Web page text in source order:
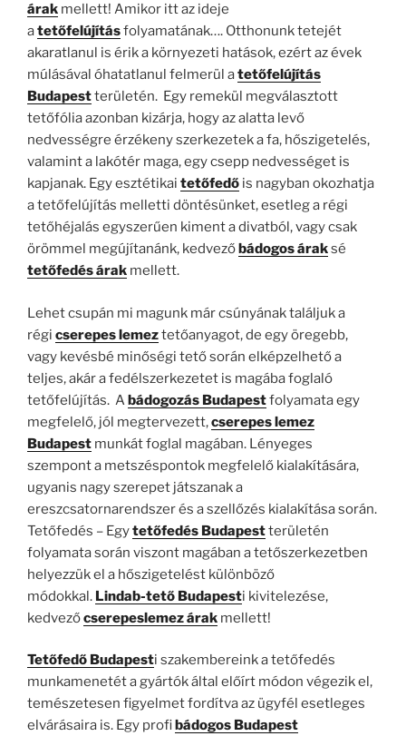
árak mellett! Amikor itt az ideje
atetőfelújításfolyamatának…. Otthonunk tetejét
akaratlanul is érik a környezeti hatások, ezért az évek
múlásával óhatatlanul felmerül atetőfelújítás
Budapestterületén. Egy remekül megválasztott
tetőfólia azonban kizárja, hogy az alatta levő
nedvességre érzékeny szerkezetek a fa, hőszigetelés,
valamint a lakótér maga, egy csepp nedvességet is
kapjanak. Egy esztétikai tetőfedő is nagyban okozhatja
a tetőfelújítás melletti döntésünket, esetleg a régi
tetőhéjalás egyszerűen kiment a divatból, vagy csak
örömmel megújítanánk, kedvezőbádogos áraksé
tetőfedés árak mellett.
Lehet csupán mi magunk már csúnyának találjuk a
régi cserepes lemeztetőanyagot, de egy öregebb,
vagy kevésbé minőségi tető során elképzelhető a
teljes, akár a fedélszerkezetet is magába foglaló
tetőfelújítás. Abádogozás Budapestfolyamata egy
megfelelő, jól megtervezett,cserepes lemez
Budapest munkát foglal magában. Lényeges
szempont a metszéspontok megfelelő kialakítására,
ugyanis nagy szerepet játszanak a
ereszcsatornarendszer és a szellőzés kialakítása során.
Tetőfedés – Egytetőfedés Budapestterületén
folyamata során viszont magában a tetőszerkezetben
helyezzük el a hőszigetelést különböző
módokkal. Lindab-tető Budapesti kivitelezése,
kedvezőcserepeslemez árak mellett!
Tetőfedő Budapesti szakembereink a tetőfedés
munkamenetét a gyártók által előírt módon végezik el,
temészetesen figyelmet fordítva az ügyfél esetleges
elvárásaira is. Egy profibádogos Budapest